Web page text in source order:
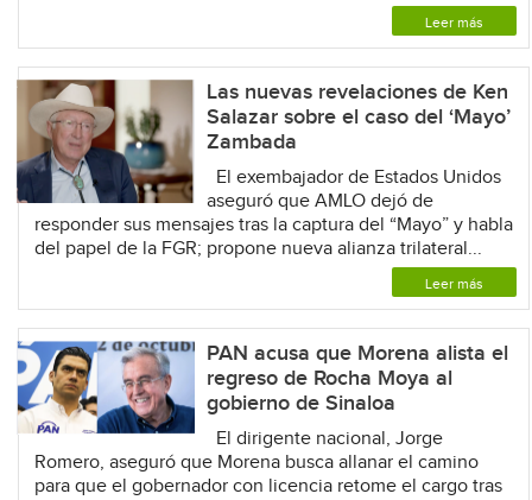
Leer más
Las nuevas revelaciones de Ken
Salazar sobre el caso del ‘Mayo’
Zambada
El exembajador de Estados Unidos
aseguró que AMLO dejó de
responder sus mensajes tras la captura del “Mayo” y habla
del papel de la FGR; propone nueva alianza trilateral...
Leer más
PAN acusa que Morena alista el
regreso de Rocha Moya al
gobierno de Sinaloa
El dirigente nacional, Jorge
Romero, aseguró que Morena busca allanar el camino
para que el gobernador con licencia retome el cargo tras